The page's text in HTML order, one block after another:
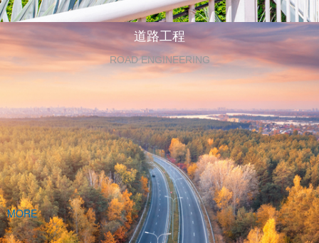
道路工程
ROAD ENGINEERING
MORE